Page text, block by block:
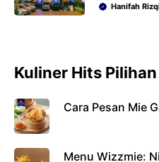
Hanifah
Kuliner Hits Pilihan
Cara Pesan Mie
Menu Wizzmie: